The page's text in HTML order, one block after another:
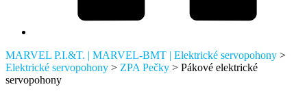
MARVEL P.I.&T. | MARVEL-BMT | Elektrické servopohony >
Elektrické servopohony > ZPA Pečky > Pákové elektrické
servopohony